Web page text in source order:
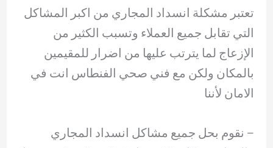
تعتبر مشكلة انسداد المجاري من اكبر المشاكل
التي تقابل جميع العملاء وتسبب الكثير من
الإزعاج لما يترتب عليها من اضرار للمقيمين
بالمكان ولكن مع فني صحي الفنطاس انت في
الامان لأننا
– نقوم بحل جميع مشاكل انسداد المجاري